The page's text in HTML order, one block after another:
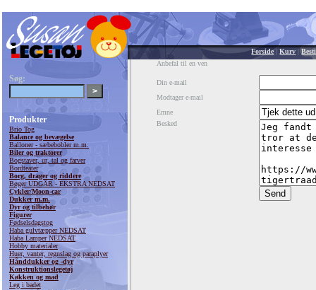
Forside|Kurv |
Søg:
Produkter
Brio Tog
Balance og bevægelse
Balloner - sæbebobler m.m.
Biler og traktorer
Bogstaver, ur, tal og farver
Bordteater
Borg, drager og riddere
Bøger UDGÅR - EKSTRA NEDSAT
Cykler/Moon-car
Dukker m.m.
Dyr og tilbehør
Figurer
Fødselsdagstog
Haba gulvtæpper NEDSAT
Haba Lamper NEDSAT
Hobby materialer
Huer, vanter, regnslag og paraplyer
Hånddukker og -dyr
Konstruktionslegetøj
Køkken og mad
Leg i badet
Anbefal til en ven
Din e-mail
Modtager e-mail
Emne
Besked